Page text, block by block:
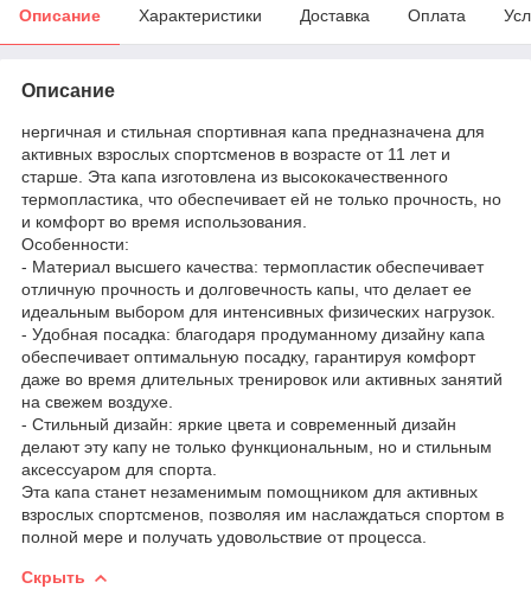
Описание Характеристики Доставка Оплата
Описание
нергичная и стильная спортивная капа предназначена для
активных взрослых спортсменов в возрасте от 11 лет и
старше. Эта капа изготовлена из высококачественного
термопластика, что обеспечивает ей не только прочность, но
и комфорт во время использования.
Особенности:
- Материал высшего качества: термопластик обеспечивает
отличную прочность и долговечность капы, что делает ее
идеальным выбором для интенсивных физических нагрузок.
- Удобная посадка: благодаря продуманному дизайну капа
обеспечивает оптимальную посадку, гарантируя комфорт
даже во время длительных тренировок или активных занятий
на свежем воздухе.
- Стильный дизайн: яркие цвета и современный дизайн
делают эту капу не только функциональным, но и стильным
аксессуаром для спорта.
Эта капа станет незаменимым помощником для активных
взрослых спортсменов, позволяя им наслаждаться спортом в
полной мере и получать удовольствие от процесса.
Скрыть